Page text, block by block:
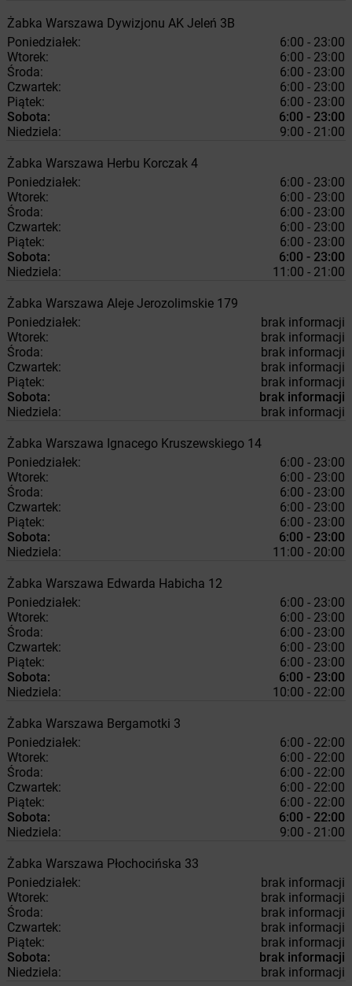
Żabka Warszawa Dywizjonu AK Jeleń 3B
Poniedziałek:
6:00 - 23:00
Wtorek:
6:00 - 23:00
Środa:
6:00 - 23:00
Czwartek:
6:00 - 23:00
Piątek:
6:00 - 23:00
Sobota:
6:00 - 23:00
Niedziela:
9:00 - 21:00
Żabka Warszawa Herbu Korczak 4
Poniedziałek:
6:00 - 23:00
Wtorek:
6:00 - 23:00
Środa:
6:00 - 23:00
Czwartek:
6:00 - 23:00
Piątek:
6:00 - 23:00
Sobota:
6:00 - 23:00
Niedziela:
11:00 - 21:00
Żabka Warszawa Aleje Jerozolimskie 179
Poniedziałek:
brak informacji
Wtorek:
brak informacji
Środa:
brak informacji
Czwartek:
brak informacji
Piątek:
brak informacji
Sobota:
brak informacji
Niedziela:
brak informacji
Żabka Warszawa Ignacego Kruszewskiego 14
Poniedziałek:
6:00 - 23:00
Wtorek:
6:00 - 23:00
Środa:
6:00 - 23:00
Czwartek:
6:00 - 23:00
Piątek:
6:00 - 23:00
Sobota:
6:00 - 23:00
Niedziela:
11:00 - 20:00
Żabka Warszawa Edwarda Habicha 12
Poniedziałek:
6:00 - 23:00
Wtorek:
6:00 - 23:00
Środa:
6:00 - 23:00
Czwartek:
6:00 - 23:00
Piątek:
6:00 - 23:00
Sobota:
6:00 - 23:00
Niedziela:
10:00 - 22:00
Żabka Warszawa Bergamotki 3
Poniedziałek:
6:00 - 22:00
Wtorek:
6:00 - 22:00
Środa:
6:00 - 22:00
Czwartek:
6:00 - 22:00
Piątek:
6:00 - 22:00
Sobota:
6:00 - 22:00
Niedziela:
9:00 - 21:00
Żabka Warszawa Płochocińska 33
Poniedziałek:
brak informacji
Wtorek:
brak informacji
Środa:
brak informacji
Czwartek:
brak informacji
Piątek:
brak informacji
Sobota:
brak informacji
Niedziela:
brak informacji